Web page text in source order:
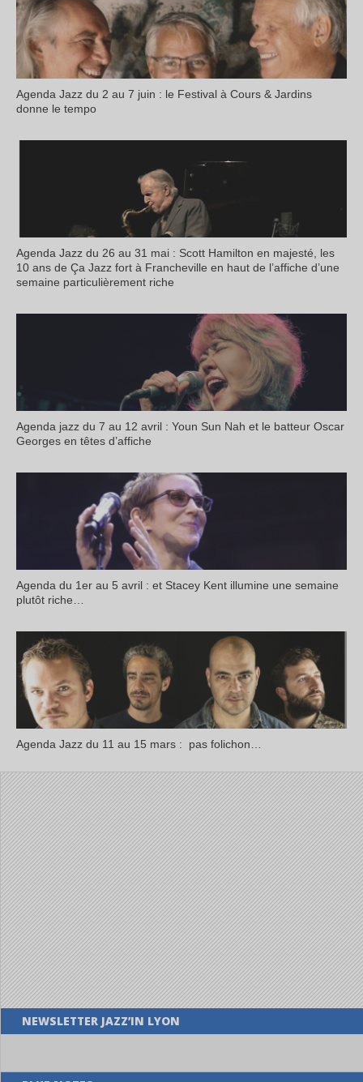
Agenda Jazz du 2 au 7 juin : le Festival à Cours & Jardins
donne le tempo
Agenda Jazz du 26 au 31 mai : Scott Hamilton en majesté, les
10 ans de Ça Jazz fort à Francheville en haut de l’affiche d’une
semaine particulièrement riche
Agenda jazz du 7 au 12 avril : Youn Sun Nah et le batteur Oscar
Georges en têtes d’affiche
Agenda du 1er au 5 avril : et Stacey Kent illumine une semaine
plutôt riche…
Agenda Jazz du 11 au 15 mars : pas folichon…
NEWSLETTER JAZZ’IN LYON